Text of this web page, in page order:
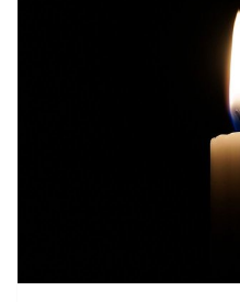
Mazowieckim a
poinformowała Generalna
Autostrad.Na trasie